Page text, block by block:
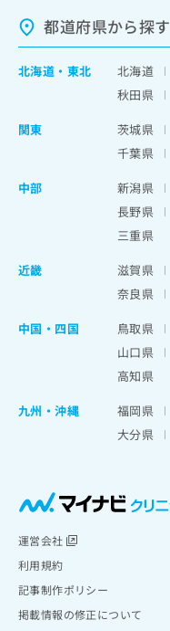
都道府県から探す
北海道 ・ 東北 北海道
秋田県
関東
茨城県
千葉県
中部
新潟県
長野県
三重県
近畿
滋賀県
奈良県
中国・四国
鳥取県
山口県
高知県
九州・沖縄
福岡県
大分県
運営会社
利用規約
記事制作ポリシー
掲載情報の修正について